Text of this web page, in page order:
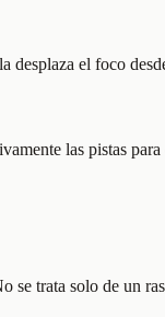
el foco
las pistas
trata solo de un